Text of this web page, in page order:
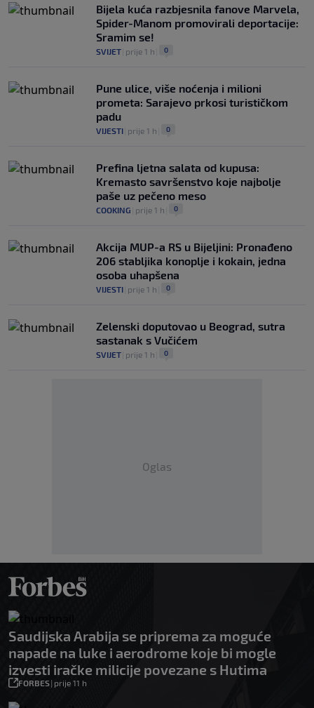
Bijela kuća razbjesnila fanove Marvela,
Spider-Manom promovirali deportacije:
Sramim se!
SVIJET prije 1 h 0
Pune ulice, više noćenja i milioni
prometa: Sarajevo prkosi turističkom
padu
VIJESTI prije 1 h 0
Prefina ljetna salata od kupusa:
Kremasto savršenstvo koje najbolje
paše uz pečeno meso
COOKING prije 1 h 0
Akcija MUP-a RS u Bijeljini: Pronađeno
206 stabljika konoplje i kokain, jedna
osoba uhapšena
VIJESTI prije 1 h 0
Zelenski doputovao u Beograd, sutra
sastanak s Vučićem
SVIJET prije 1 h 0
Oglas
Saudijska Arabija se priprema za moguće
napade na luke i aerodrome koje bi mogle
izvesti iračke milicije povezane s Hutima
FORBES| prije 11 h